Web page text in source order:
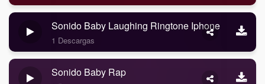
Sonido Baby Laughing Ringtone Iphone
1 Descargas
Sonido Baby Rap